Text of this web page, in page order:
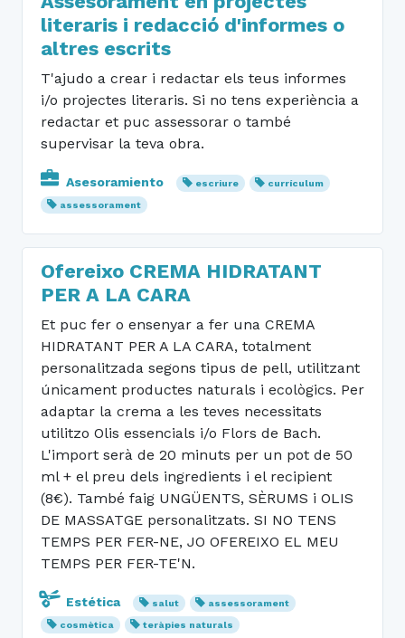
literaris i redacció d'informes o
altres escrits
T'ajudo a crear i redactar els teus informes
i/o projectes literaris. Si no tens experiència a
redactar et puc assessorar o també
supervisar la teva obra.
Asesoramiento escriure
currículum
assessorament
Ofereixo CREMA HIDRATANT
PER A LA CARA
Et puc fer o ensenyar a fer una CREMA
HIDRATANT PER A LA CARA, totalment
personalitzada segons tipus de pell, utilitzant
únicament productes naturals i ecològics. Per
adaptar la crema a les teves necessitats
utilitzo Olis essencials i/o Flors de Bach.
L'import serà de 20 minuts per un pot de 50
ml + el preu dels ingredients i el recipient
(8€). També faig UNGÜENTS, SÈRUMS i OLIS
DE MASSATGE personalitzats. SI NO TENS
TEMPS PER FER-NE, JO OFEREIXO EL MEU
TEMPS PER FER-TE'N.
Estética salut
assessorament
cosmètica
teràpies naturals